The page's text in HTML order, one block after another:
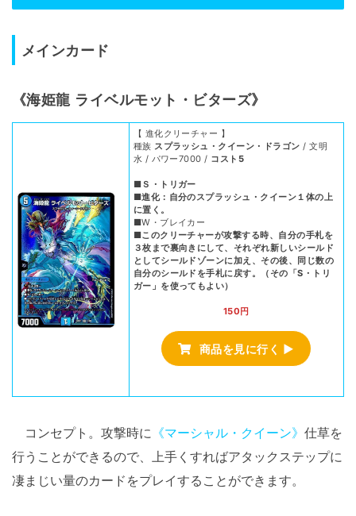
メインカード
《海姫龍 ライベルモット・ビターズ》
【 進化クリーチャー 】
種族 スプラッシュ・クイーン・ドラゴン / 文明
水 / パワー7000 / コスト5
■Ｓ・トリガー
■進化：自分のスプラッシュ・クイーン１体の上
に置く。
■W・ブレイカー
■このクリーチャーが攻撃する時、自分の手札を
３枚まで裏向きにして、それぞれ新しいシールド
としてシールドゾーンに加え、その後、同じ数の
自分のシールドを手札に戻す。（その「S・トリ
ガー」を使ってもよい）
150円
商品を見に行く ▶
コンセプト。攻撃時に 《マーシャル・クイーン》 仕草を
行うことができるので、上手くすればアタックステップに
凄まじい量のカードをプレイすることができます。